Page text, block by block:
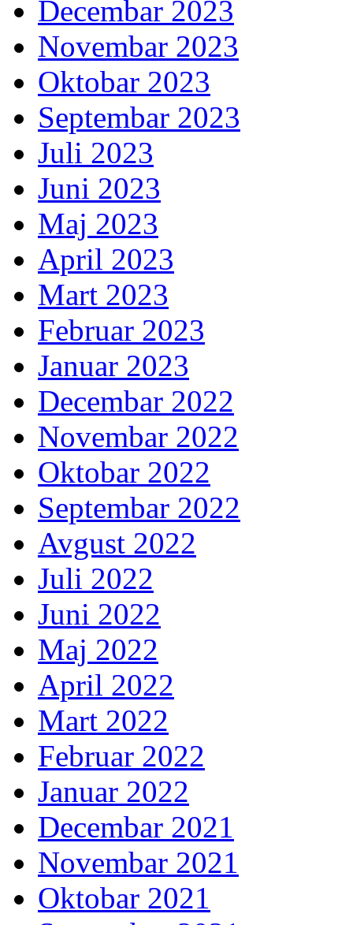
Decembar 2023
Novembar 2023
Oktobar 2023
Septembar 2023
Juli 2023
Juni 2023
Maj 2023
April 2023
Mart 2023
Februar 2023
Januar 2023
Decembar 2022
Novembar 2022
Oktobar 2022
Septembar 2022
Avgust 2022
Juli 2022
Juni 2022
Maj 2022
April 2022
Mart 2022
Februar 2022
Januar 2022
Decembar 2021
Novembar 2021
Oktobar 2021